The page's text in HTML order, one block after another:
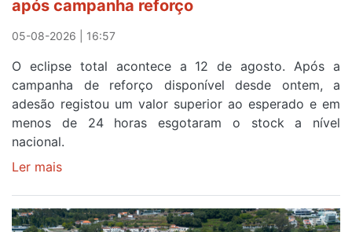
em
Sintra
primeira
etapa
da
87ª
Volta
após campanha reforço
05-08-2026 | 16:57
O eclipse total acontece a 12 de agosto. Após a
campanha de reforço disponível desde ontem, a
adesão registou um valor superior ao esperado e em
menos de 24 horas esgotaram o stock a nível
nacional.
Ler mais
para